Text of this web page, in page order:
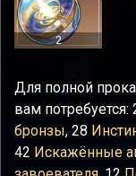
2
Для полной
вам потребуется:
бронзы, 28
42 Искажённые